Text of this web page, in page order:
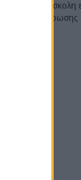
VW: Η δύσκολη
αναδιάρθρωσης